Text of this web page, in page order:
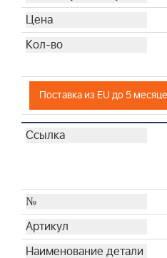
Поставка из EU до 5